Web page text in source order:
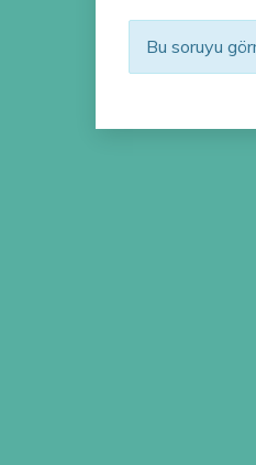
Bu soruyu